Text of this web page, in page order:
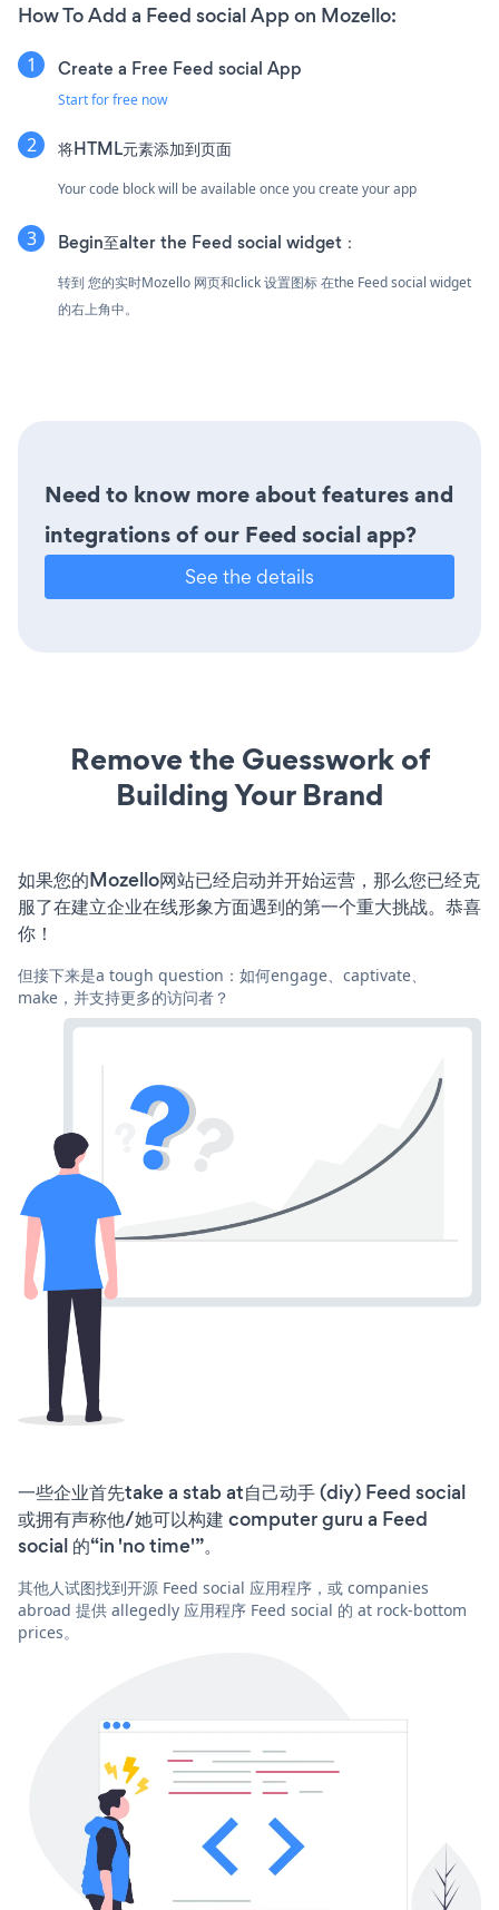
How To Add a Feed social App on Mozello:
Create a Free Feed social App
Start for free now
将HTML元素添加到页面
Your code block will be available once you create your app
Begin至alter the Feed social widget：
转到 您的实时Mozello 网页和click 设置图标在the Feed social widget
的右上角中。
Need to know more about features and
integrations of our Feed social app?
See the details
Remove the Guesswork of
Building Your Brand
如果您的Mozello网站已经启动并开始运营，那么您已经克
服了在建立企业在线形象方面遇到的第一个重大挑战。恭喜
你！
但接下来是a tough question：如何engage、captivate、
make，并支持更多的访问者？
一些企业首先take a stab at自己动手 (diy) Feed social
或拥有声称他/她可以构建 computer guru a Feed
social 的“in 'no time'”。
其他人试图找到开源 Feed social 应用程序，或 companies
abroad 提供 allegedly 应用程序 Feed social 的 at rock-bottom
prices。